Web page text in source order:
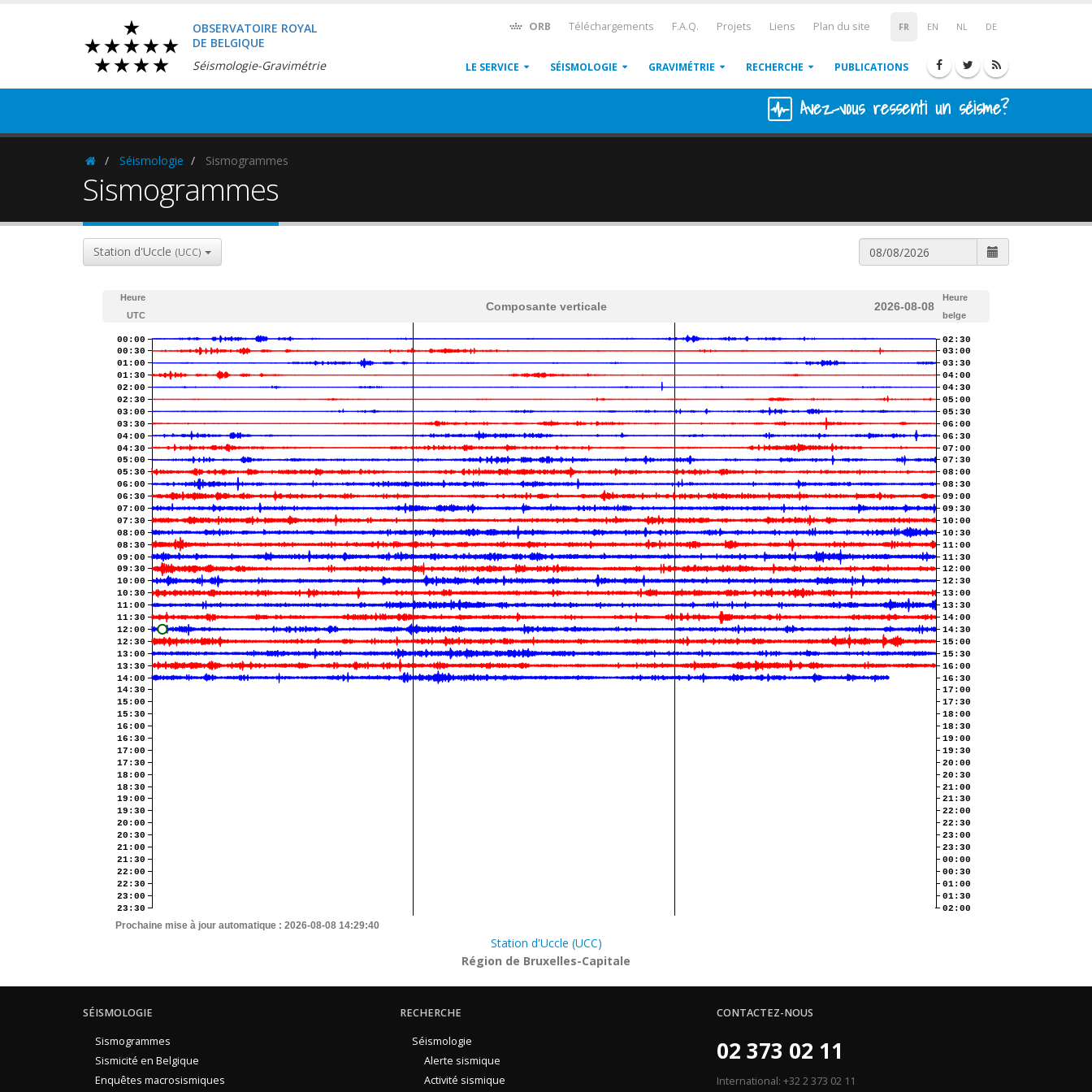
OBSERVATOIRE ROYAL
DE BELGIQUE
Séismologie-Gravimétrie
FR EN NL DE
ORB Téléchargements F.A.Q. Projets Liens Plan du site
LE SERVICE SÉISMOLOGIE GRAVIMÉTRIE RECHERCHE PUBLICATIONS
Avez-vous ressenti un séisme?
HomepageSéismologie Sismogrammes
Sismogrammes
Station d'Uccle (UCC)
Heure
UTC
Composante verticale 2026-08-08
Heure
belge
00:00
00:30
01:00
01:30
02:00
02:30
03:00
03:30
04:00
04:30
05:00
05:30
06:00
06:30
07:00
07:30
08:00
08:30
09:00
09:30
10:00
10:30
11:00
11:30
12:00
12:30
13:00
13:30
14:00
14:30
15:00
15:30
16:00
16:30
17:00
17:30
18:00
18:30
19:00
19:30
20:00
20:30
21:00
21:30
22:00
22:30
23:00
23:30
02:30
03:00
03:30
04:00
04:30
05:00
05:30
06:00
06:30
07:00
07:30
08:00
08:30
09:00
09:30
10:00
10:30
11:00
11:30
12:00
12:30
13:00
13:30
14:00
14:30
15:00
15:30
16:00
16:30
17:00
17:30
18:00
18:30
19:00
19:30
20:00
20:30
21:00
21:30
22:00
22:30
23:00
23:30
00:00
00:30
01:00
01:30
02:00
Prochaine mise à jour automatique : 2026-08-08 14:29:40
Station d'Uccle (UCC)
Région de Bruxelles-Capitale
SÉISMOLOGIE
Sismogrammes
Sismicité en Belgique
Enquêtes macrosismiques
RECHERCHE
Séismologie
Alerte sismique
Activité sismique
CONTACTEZ-NOUS
02 373 02 11
International: +32 2 373 02 11